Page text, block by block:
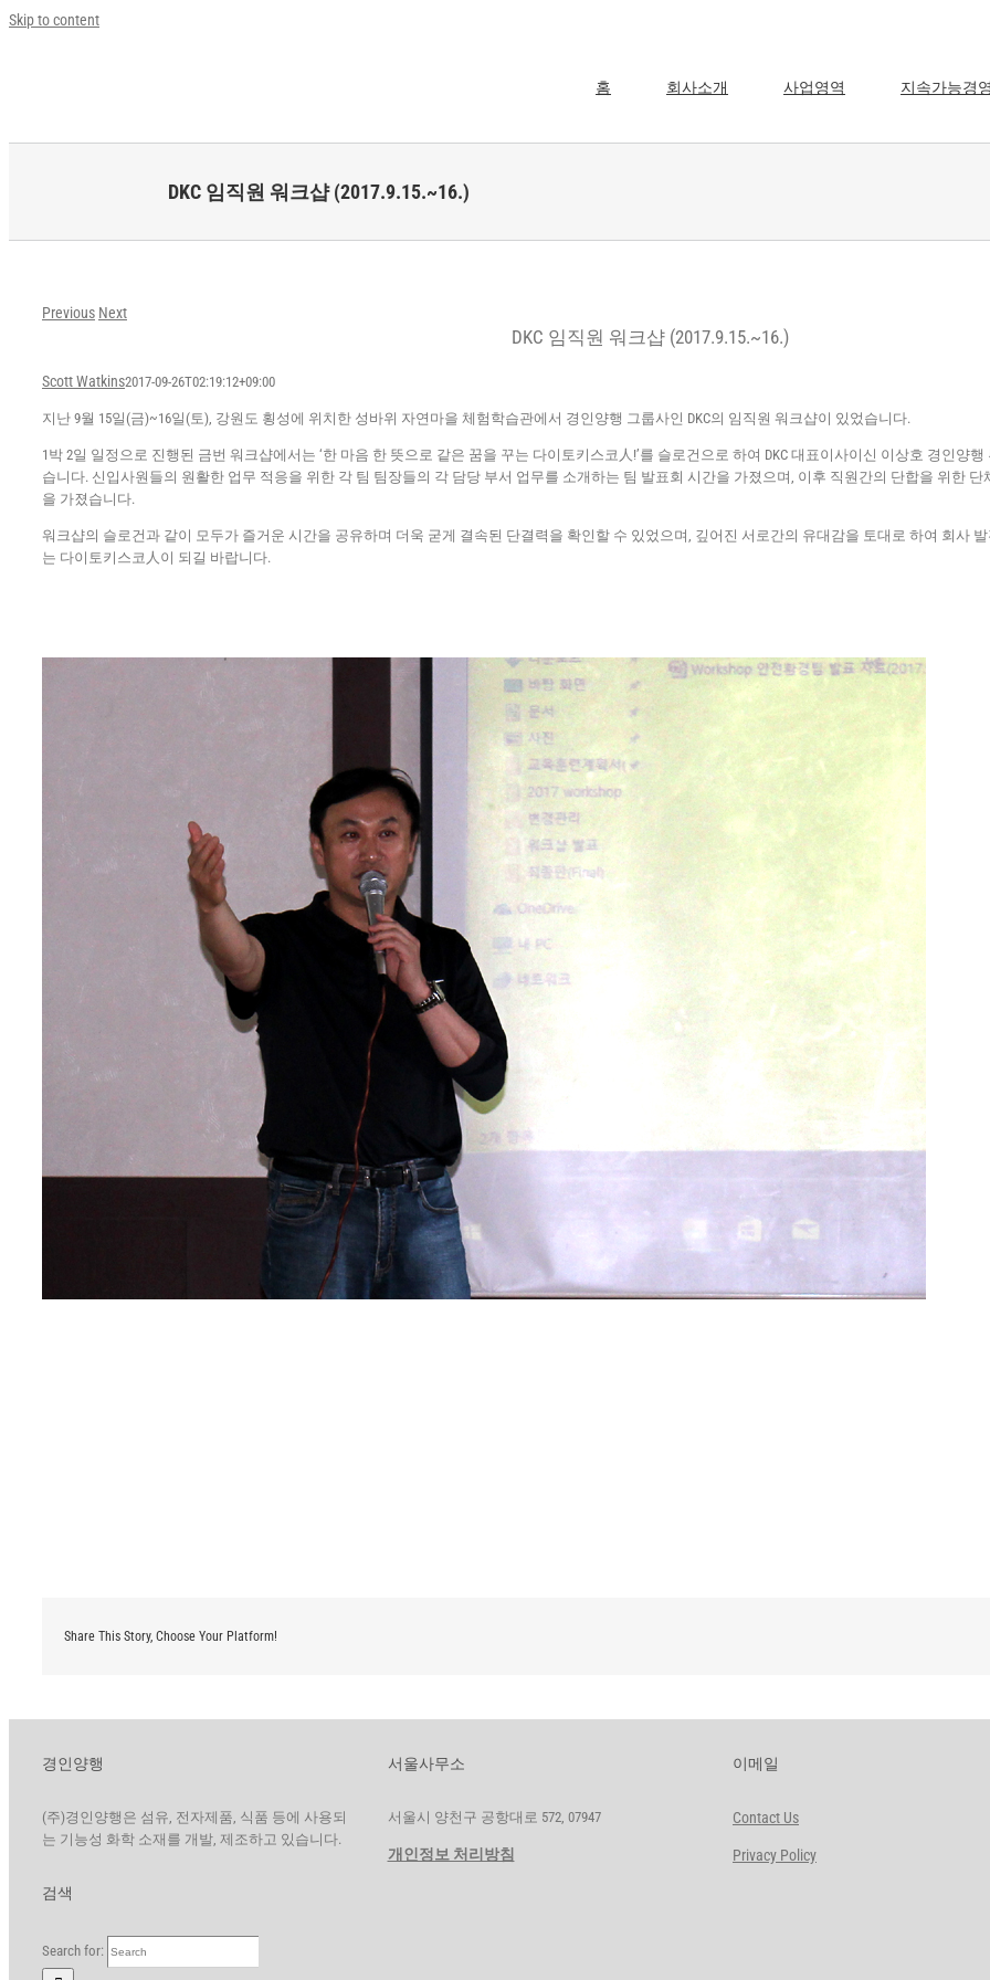
Skip to content
홈 회사소개 사업영역 지속가능경영
DKC 임직원 워크샵 (2017.9.15.~16.)
Previous Next
DKC 임직원 워크샵 (2017.9.15.~16.)
Scott Watkins2017-09-26T02:19:12+09:00
지난 9월 15일(금)~16일(토), 강원도 횡성에 위치한 성바위 자연마을 체험학습관에서 경인양행 그룹사인 DKC의 임직원 워크샵이 있었습니다.
1박 2일 일정으로 진행된 금번 워크샵에서는 ‘한 마음 한 뜻으로 같은 꿈을 꾸는 다이토키스코人!’를 슬로건으로 하여 DKC 대표이사이신 이상호 경인양
습니다. 신입사원들의 원활한 업무 적응을 위한 각 팀 팀장들의 각 담당 부서 업무를 소개하는 팀 발표회 시간을 가졌으며, 이후 직원간의 단합을 위한
을 가졌습니다.
워크샵의 슬로건과 같이 모두가 즐거운 시간을 공유하며 더욱 굳게 결속된 단결력을 확인할 수 있었으며, 깊어진 서로간의 유대감을 토대로 하여 회사
는 다이토키스코人이 되길 바랍니다.
Share This Story, Choose Your Platform!
경인양행
(주)경인양행은 섬유, 전자제품, 식품 등에 사용되
는 기능성 화학 소재를 개발, 제조하고 있습니다.
서울사무소
서울시 양천구 공항대로 572, 07947
개인정보 처리방침
이메일
Contact Us
Privacy Policy
검색
Search for: